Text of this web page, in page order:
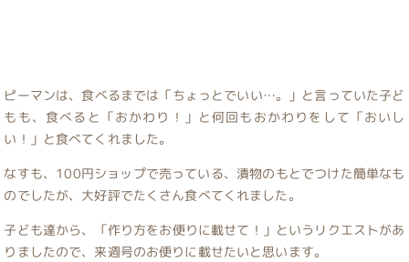
ピーマンは、食べるまでは「ちょっとでいい…。」と言っていた子ど
もも、食べると「おかわり！」と何回もおかわりをして「おいし
い！」と食べてくれました。
なすも、100円ショップで売っている、漬物のもとでつけた簡単なも
のでしたが、大好評でたくさん食べてくれました。
子ども達から、「作り方をお便りに載せて！」というリクエストがあ
りましたので、来週号のお便りに載せたいと思います。